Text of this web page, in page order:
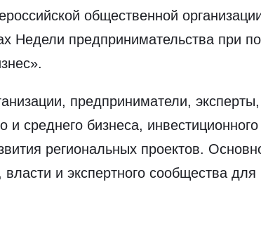
общественной
Недели предпринимательства при
предприниматели,
среднего бизнеса,
региональных проектов.
и экспертного сообщества